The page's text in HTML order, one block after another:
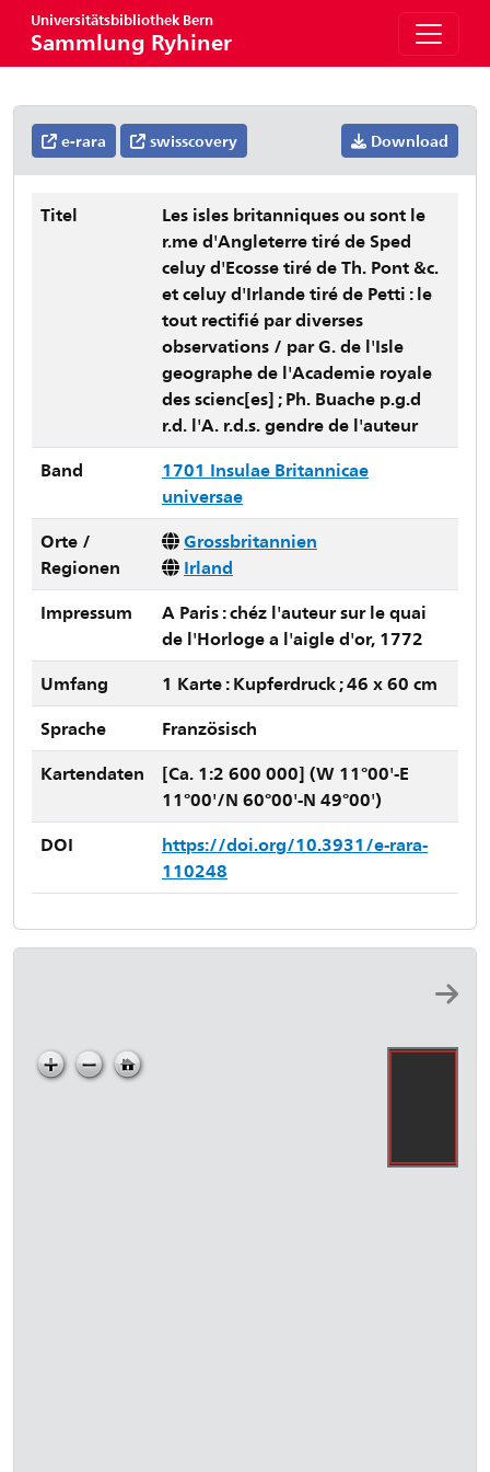
Universitätsbibliothek Bern
Sammlung Ryhiner
e-rara swisscovery Download
Titel
Les isles britanniques ou sont le
r.me d'Angleterre tiré de Sped
celuy d'Ecosse tiré de Th. Pont &c.
et celuy d'Irlande tiré de Petti : le
tout rectifié par diverses
observations / par G. de l'Isle
geographe de l'Academie royale
des scienc[es] ; Ph. Buache p.g.d
r.d. l'A. r.d.s. gendre de l'auteur
Band
1701 Insulae Britannicae
universae
Orte /
Regionen
Grossbritannien
Irland
Impressum
A Paris : chéz l'auteur sur le quai
de l'Horloge a l'aigle d'or, 1772
Umfang
1 Karte : Kupferdruck ; 46 x 60 cm
Sprache
Französisch
Kartendaten
[Ca. 1:2 600 000] (W 11°00'-E
11°00'/N 60°00'-N 49°00')
DOI
https://doi.org/10.3931/e-rara-
110248